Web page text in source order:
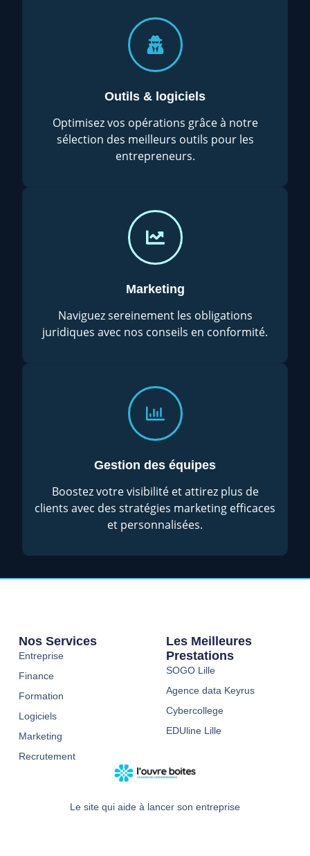
Outils & logiciels
Optimisez vos opérations grâce à notre
sélection des meilleurs outils pour les
entrepreneurs.
Marketing
Naviguez sereinement les obligations
juridiques avec nos conseils en conformité.
Gestion des équipes
Boostez votre visibilité et attirez plus de
clients avec des stratégies marketing efficaces
et personnalisées.
Le site qui aide à lancer son entreprise
Nos Services
Entreprise
Finance
Formation
Logiciels
Marketing
Recrutement
Les Meilleures
Prestations
SOGO Lille
Agence data Keyrus
Cybercollege
EDUline Lille